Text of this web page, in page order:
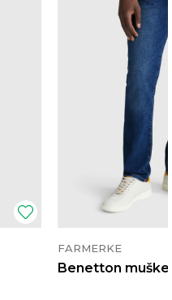
FARMERKE
Benetton